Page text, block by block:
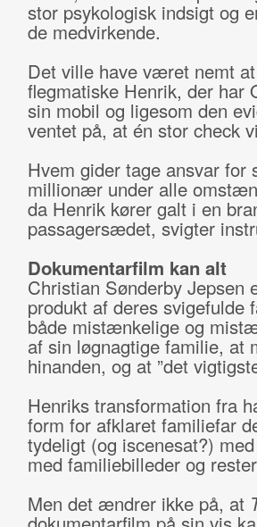
stor psykologisk indsigt og
de medvirkende.
Det ville have været nemt
flegmatiske Henrik, der har
sin mobil og ligesom den
ventet på, at én stor check
Hvem gider tage ansvar for
millionær under alle
da Henrik kører galt i en
passagersædet, svigter
Dokumentarfilm kan alt
Christian Sønderby Jepsen
produkt af deres svigefulde
både mistænkelige og
af sin løgnagtige familie, at
hinanden, og at ”det
Henriks transformation fra
form for afklaret familiefar
tydeligt (og iscenesat?)
med familiebilleder og
Men det ændrer ikke på, at